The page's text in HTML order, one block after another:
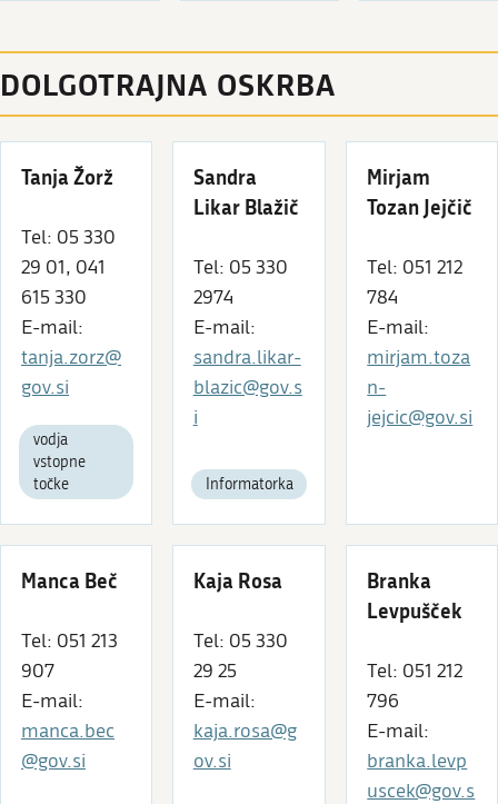
DOLGOTRAJNA OSKRBA
Tanja Žorž
Tel: 05 330
29 01, 041
615 330
E-mail:
tanja.zorz@
gov.si
vodja
vstopne
točke
Sandra
Likar Blažič
Tel: 05 330
2974
E-mail:
sandra.likar-
blazic@gov.s
i
Informatorka
Mirjam
Tozan Jejčič
Tel: 051 212
784
E-mail:
mirjam.toza
n-
jejcic@gov.si
Manca Beč
Tel: 051 213
907
E-mail:
manca.bec
@gov.si
Kaja Rosa
Tel: 05 330
29 25
E-mail:
kaja.rosa@g
ov.si
Branka
Levpušček
Tel: 051 212
796
E-mail:
branka.levp
uscek@gov.s